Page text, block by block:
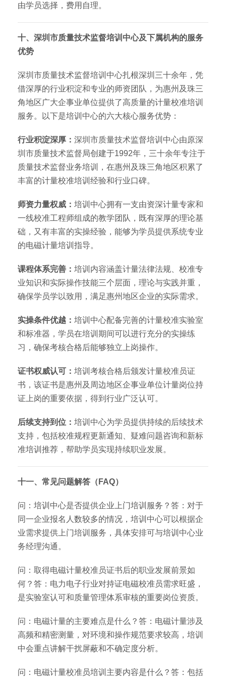
由学员选择，费用自理。
十、深圳市质量技术监督培训中心及下属机构的服务
优势
深圳市质量技术监督培训中心扎根深圳三十余年，凭
借深厚的行业积淀和专业的师资团队，为惠州及珠三
角地区广大企事业单位提供了高质量的计量校准培训
服务。以下是培训中心的六大核心服务优势：
行业积淀深厚： 深圳市质量技术监督培训中心由原深
圳市质量技术监督局创建于1992年，三十余年专注于
质量技术监督业务培训，在惠州及珠三角地区积累了
丰富的计量校准培训经验和行业口碑。
师资力量权威： 培训中心拥有一支由资深计量专家和
一线校准工程师组成的教学团队，既有深厚的理论基
础，又有丰富的实操经验，能够为学员提供系统专业
的电磁计量培训指导。
课程体系完善： 培训内容涵盖计量法律法规、校准专
业知识和实际操作技能三个层面，理论与实践并重，
确保学员学以致用，满足惠州地区企业的实际需求。
实操条件优越： 培训中心配备完善的计量校准实验室
和标准器，学员在培训期间可以进行充分的实操练
习，确保考核合格后能够独立上岗操作。
证书权威认可： 培训考核合格后颁发计量校准员证
书，该证书是惠州及周边地区企事业单位计量岗位持
证上岗的重要依据，得到行业广泛认可。
后续支持到位： 培训中心为学员提供持续的后续技术
支持，包括校准规程更新通知、疑难问题咨询和新标
准培训推荐，帮助学员实现持续职业发展。
十一、常见问题解答（FAQ）
问：培训中心是否提供企业上门培训服务？答：对于
同一企业报名人数较多的情况，培训中心可以根据企
业需求提供上门培训服务，具体安排可与培训中心业
务经理沟通。
问：取得电磁计量校准员证书后的职业发展前景如
何？答：电力电子行业对持证电磁校准员需求旺盛，
是实验室认可和质量管理体系审核的重要岗位资质。
问：电磁计量的主要难点是什么？答：电磁计量涉及
高频和精密测量，对环境和操作规范要求较高，培训
中会重点讲解干扰屏蔽和不确定度分析。
问：电磁计量校准员培训主要内容是什么？答：包括